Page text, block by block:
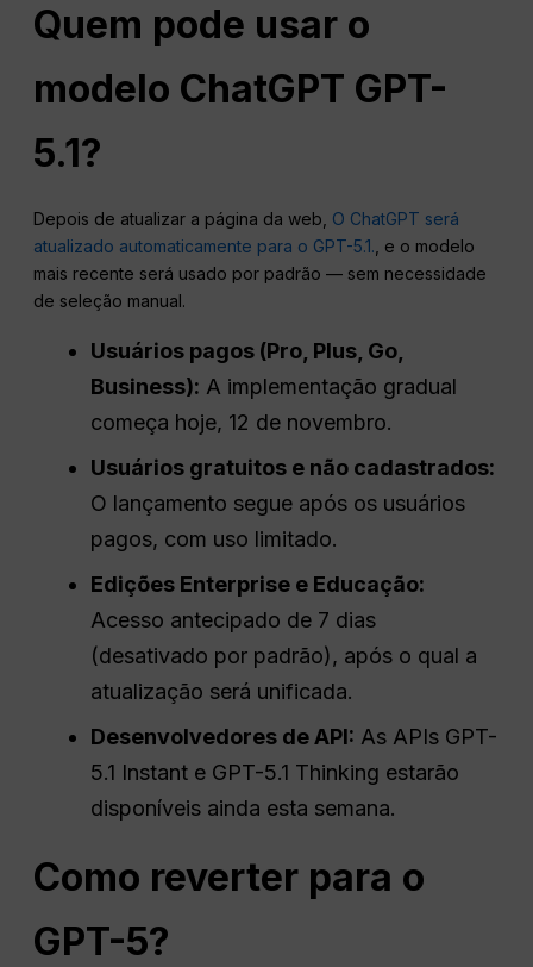
Quem pode usar o
modelo ChatGPT GPT-
5.1?
Depois de atualizar a página da web, O ChatGPT será
atualizado automaticamente para o GPT-5.1. , e o modelo
mais recente será usado por padrão — sem necessidade
de seleção manual.
Usuários pagos (Pro, Plus, Go,
Business): A implementação gradual
começa hoje, 12 de novembro.
Usuários gratuitos e não cadastrados:
O lançamento segue após os usuários
pagos, com uso limitado.
Edições Enterprise e Educação:
Acesso antecipado de 7 dias
(desativado por padrão), após o qual a
atualização será unificada.
Desenvolvedores de API: As APIs GPT-
5.1 Instant e GPT-5.1 Thinking estarão
disponíveis ainda esta semana.
Como reverter para o
GPT-5?